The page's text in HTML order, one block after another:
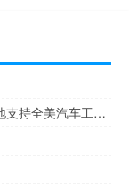
美国通信工人协会(CWA)：全力并团结一致地支持全美汽车工人联合会的成员